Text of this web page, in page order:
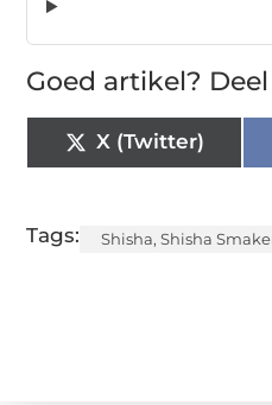
Goed artikel?
X (Twitter)
Tags: Shisha, Shisha